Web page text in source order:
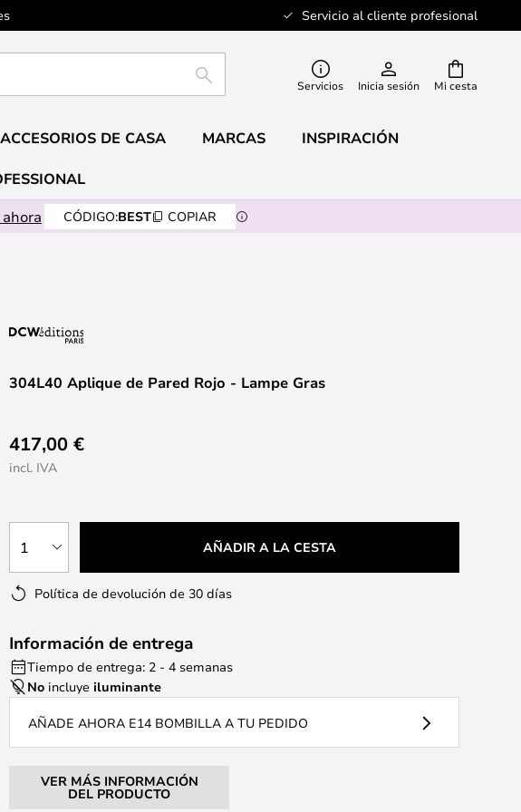
Servicio al cliente profesional
Mi cesta
BUSCAR Servicios Inicia sesión
ACCESORIOS DE CASA MARCAS INSPIRACIÓN
CÓDIGO:BEST COPIAR
304L40 Aplique de Pared Rojo - Lampe Gras
417,00 €
incl. IVA
1 AÑADIR A LA CESTA
Política de devolución de 30 días
Información de entrega
Tiempo de entrega: 2 - 4 semanas
No incluyeiluminante
AÑADE AHORA E14 BOMBILLA A TU PEDIDO
VER MÁS INFORMACIÓN
DEL PRODUCTO